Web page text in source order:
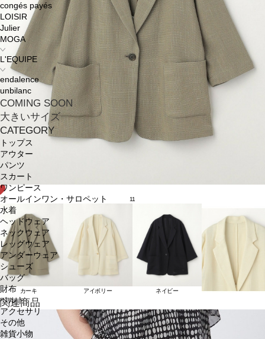
congés payés
LOISIR
Julier
MOGA
L'EQUIPE
endalence
unbilanc
COMING SOON
大きいサイズ
CATEGORY
トップス
アウター
パンツ
スカート
ワンピース
オールインワン・サロペット
水着
ヘッドウェア
ネックウェア
レッグウェア
アンダーウェア
シューズ
バッグ
財布
ベルト
アクセサリ
その他
雑貨小物
11
カーキ アイボリー ネイビー
関連商品